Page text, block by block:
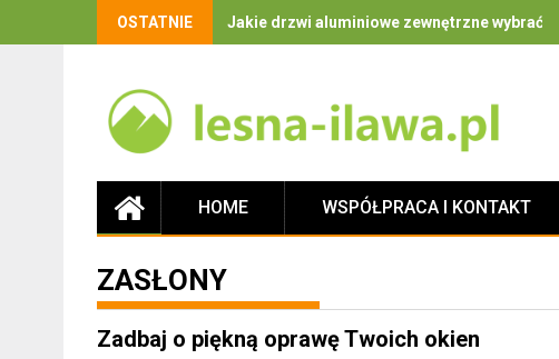
OSTATNIE Jakie drzwi aluminiowe zewnętrzne wybrać
HOME WSPÓŁPRACA I KONTAKT
ZASŁONY
Zadbaj o piękną oprawę Twoich okien